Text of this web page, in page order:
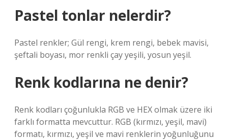
Pastel tonlar nelerdir?
Pastel renkler; Gül rengi, krem ​​rengi, bebek mavisi,
şeftali boyası, mor renkli çay yeşili, yosun yeşil.
Renk kodlarına ne denir?
Renk kodları çoğunlukla RGB ve HEX olmak üzere iki
farklı formatta mevcuttur. RGB (kırmızı, yeşil, mavi)
formatı, kırmızı, yeşil ve mavi renklerin yoğunluğunu